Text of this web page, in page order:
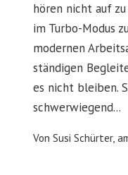
hören nicht auf
im Turbo-Modus
modernen
ständigen
es nicht bleiben.
schwerwiegend...
VonSusi Schürter,